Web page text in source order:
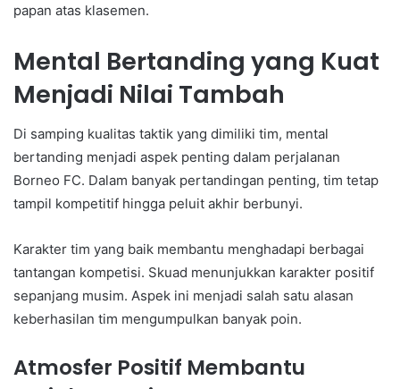
papan atas klasemen.
Mental Bertanding yang Kuat
Menjadi Nilai Tambah
Di samping kualitas taktik yang dimiliki tim, mental
bertanding menjadi aspek penting dalam perjalanan
Borneo FC. Dalam banyak pertandingan penting, tim tetap
tampil kompetitif hingga peluit akhir berbunyi.
Karakter tim yang baik membantu menghadapi berbagai
tantangan kompetisi. Skuad menunjukkan karakter positif
sepanjang musim. Aspek ini menjadi salah satu alasan
keberhasilan tim mengumpulkan banyak poin.
Atmosfer Positif Membantu